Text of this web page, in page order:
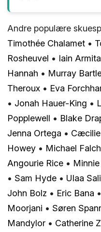
Andre populære
Timothée Chalamet •
Rosheuvel • Iain
Hannah • Murray
Theroux • Eva
• Jonah Hauer-King •
Popplewell • Blake
Jenna Ortega •
Howey • Michael Falch
Angourie Rice •
• Sam Hyde • Ulaa
John Bolz • Eric Bana •
Moorjani • Søren
Mandylor • Catherine